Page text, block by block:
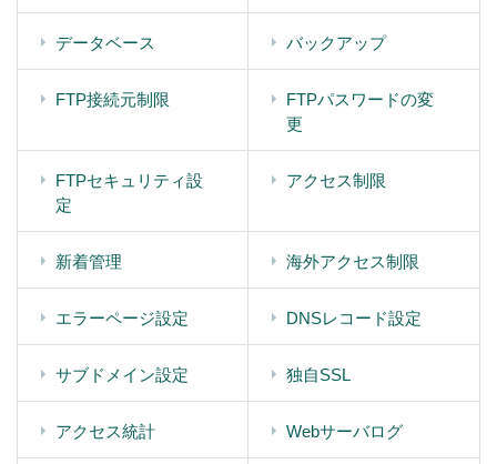
データベース バックアップ
FTP接続元制限
FTPパスワードの変
更
FTPセキュリティ設
定
アクセス制限
新着管理 海外アクセス制限
エラーページ設定 DNSレコード設定
サブドメイン設定 独自SSL
アクセス統計 Webサーバログ